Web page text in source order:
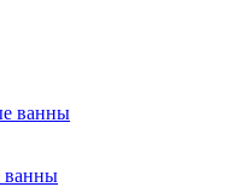
ванны
ванны